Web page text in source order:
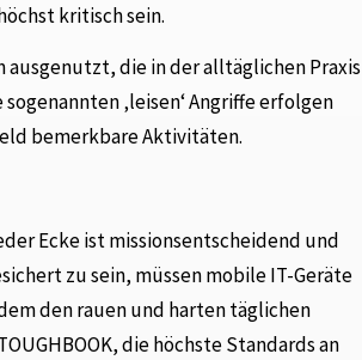
kritisch sein.
die in der alltäglichen Praxis
‚leisen‘ Angriffe erfolgen
bemerkbare Aktivitäten.
Ecke ist missionsentscheidend und
zu sein, müssen mobile IT-Geräte
den rauen und harten täglichen
die höchste Standards an